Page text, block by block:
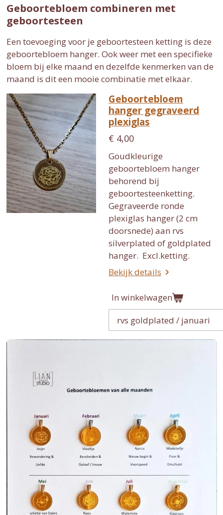
Geboortebloem combineren met
geboortesteen
Een toevoeging voor je geboortesteen ketting is deze
geboortebloem hanger. Ook weer met een specifieke
bloem bij elke maand en dezelfde kenmerken van de
maand is dit een mooie combinatie met elkaar.
Geboortebloem
hanger gegraveerd
plexiglas
€ 4,00
Goudkleurige
geboortebloem hanger
behorend bij
geboortesteenketting.
Gegraveerde ronde
plexiglas hanger (2 cm
doorsnede) aan rvs
silverplated of goldplated
hanger. Excl.ketting.
Bekijk details
In winkelwagen